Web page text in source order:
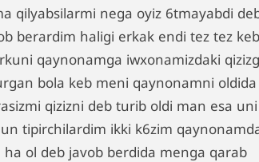
qilyabsilarmi nega oyiz 6tmayabdi
berardim haligi erkak endi tez tez keb
qaynonamga iwxonamizdaki
bola keb meni qaynonamni oldida
qizizni deb turib oldi man esa uni
tipirchilardim ikki k6zim
ol deb javob berdida menga qarab